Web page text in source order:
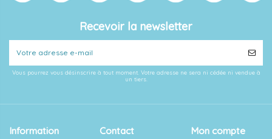
Recevoir la newsletter
Vous pourrez vous désinscrire à tout moment. Votre adresse ne sera ni cédée ni vendue à
un tiers.
Information Contact Mon compte